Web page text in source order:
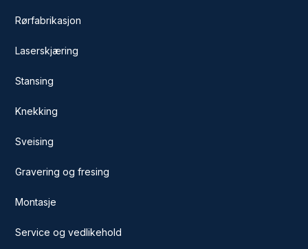
Rørfabrikasjon
Laserskjæring
Stansing
Knekking
Sveising
Gravering og fresing
Montasje
Service og vedlikehold